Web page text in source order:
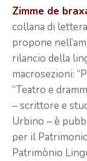
Zimme de
collana di
propone
rilancio della
macrosezioni:
“Teatro e
‒ scrittore e
Urbino ‒ è
per il
Patrimònio